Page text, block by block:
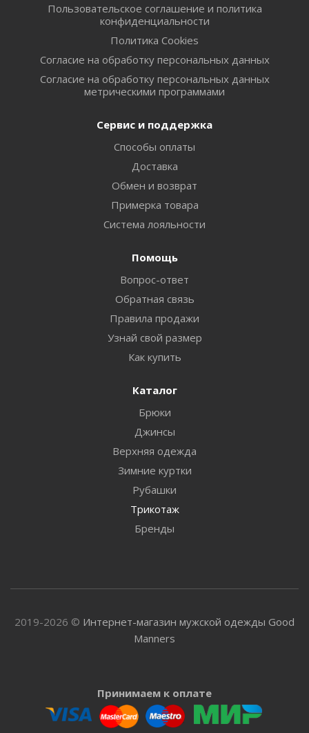
Пользовательское соглашение и политика
конфиденциальности
Политика Cookies
Согласие на обработку персональных данных
Согласие на обработку персональных данных
метрическими программами
Сервис и поддержка
Способы оплаты
Доставка
Обмен и возврат
Примерка товара
Система лояльности
Помощь
Вопрос-ответ
Обратная связь
Правила продажи
Узнай свой размер
Как купить
Каталог
Брюки
Джинсы
Верхняя одежда
Зимние куртки
Рубашки
Трикотаж
Бренды
2019-2026 © Интернет-магазин мужской одежды Good
Manners
Принимаем к оплате